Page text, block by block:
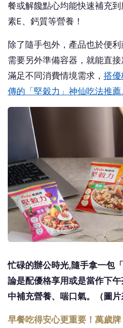
餐或解饞點心均能快速補充
素E、鈣質等營養！
除了隨手包外，產品也於便
需要另外準備容器，就能直
滿足不同消費情境需求， 搭優
傳的「堅穀力」神仙吃法推薦
忙碌的辦公時光,隨手拿一包
論是配優格享用或是當作下
中補充營養、喘口氣。（圖片
早餐吃得安心更重要！萬歲